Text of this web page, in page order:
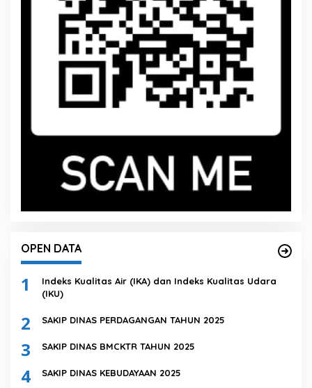
OPEN DATA
1
Indeks Kualitas Air (IKA) dan Indeks Kualitas Udara
(IKU)
2 SAKIP DINAS PERDAGANGAN TAHUN 2025
3 SAKIP DINAS BMCKTR TAHUN 2025
4 SAKIP DINAS KEBUDAYAAN 2025